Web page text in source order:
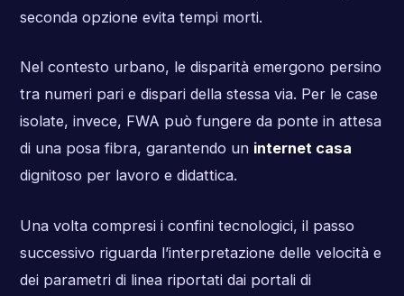
seconda opzione evita tempi morti.
Nel contesto urbano, le disparità emergono persino
tra numeri pari e dispari della stessa via. Per le case
isolate, invece, FWA può fungere da ponte in attesa
di una posa fibra, garantendo un internet casa
dignitoso per lavoro e didattica.
Una volta compresi i confini tecnologici, il passo
successivo riguarda l’interpretazione delle velocità e
dei parametri di linea riportati dai portali di